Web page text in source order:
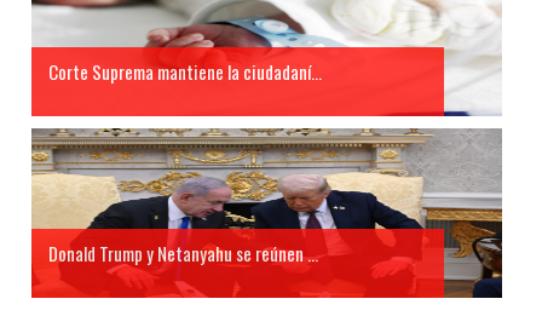
Corte Suprema mantiene la ciudadaní...
Donald Trump y Netanyahu se reúnen ...